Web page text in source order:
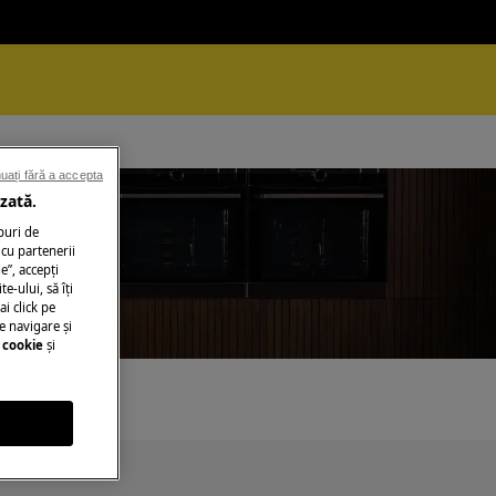
de
partenerii
accepţi
ului, să îţi
click pe
navigare și
și
fără a accepta